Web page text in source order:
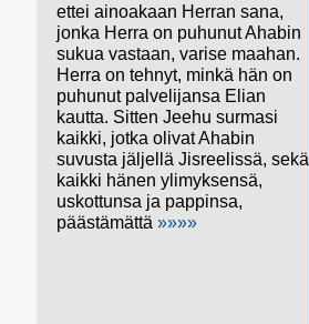
ettei ainoakaan Herran sana,
jonka Herra on puhunut Ahabin
sukua vastaan, varise maahan.
Herra on tehnyt, minkä hän on
puhunut palvelijansa Elian
kautta. Sitten Jeehu surmasi
kaikki, jotka olivat Ahabin
suvusta jäljellä Jisreelissä, sekä
kaikki hänen ylimyksensä,
uskottunsa ja pappinsa,
päästämättä »»»»